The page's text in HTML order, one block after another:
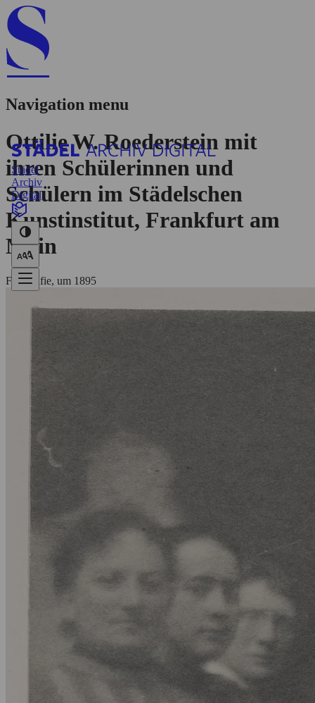
Navigation menu
Städel
Archiv
Digital
Ottilie W. Roederstein mit
ihren Schülerinnen und
Schülern im Städelschen
Kunstinstitut, Frankfurt am
Main
Fotografie, um 1895